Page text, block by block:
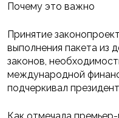
Почему это важно
Принятие
выполнения пакета из
законов,
международной
подчеркивал